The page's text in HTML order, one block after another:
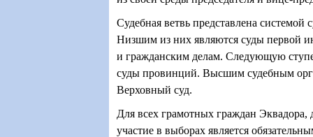
Судебная ветвь представлена системой
Низшим из них являются суды первой
и гражданским делам. Следующую
суды провинций. Высшим судебным
Верховный суд.
Для всех грамотных граждан Эквадора,
участие в выборах является